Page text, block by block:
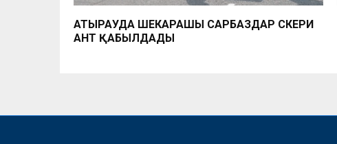
АТЫРАУДА ШЕКАРАШЫ САРБАЗДАР ӘСКЕРИ
АНТ ҚАБЫЛДАДЫ